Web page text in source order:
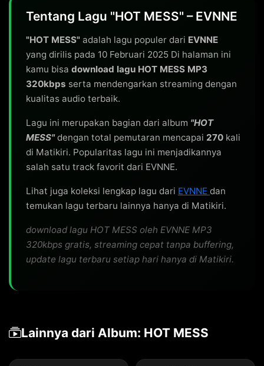
Tentang Lagu "HOT MESS" – EVNNE
"HOT MESS" adalah lagu populer dari EVNNE
yang dirilis pada 10 Februari 2025 Di halaman ini
kamu bisa download lagu HOT MESS MP3
320kbps serta mendengarkan streaming dengan
kualitas audio terbaik.
Lagu ini merupakan bagian dari album "HOT
MESS"dengan total pemutaran mencapai 270 kali
di Matikiri. Popularitas lagu ini menjadikannya
salah satu track favorit dari EVNNE.
Lihat juga koleksi lengkap lagu dari EVNNE dan
temukan lagu terbaru lainnya hanya di Matikiri.
download lagu HOT MESS oleh EVNNE MP3
320kbps gratis, streaming cepat tanpa buffering,
update lagu terbaru setiap hari hanya di Matikiri.
Lainnya dari Album: HOT MESS